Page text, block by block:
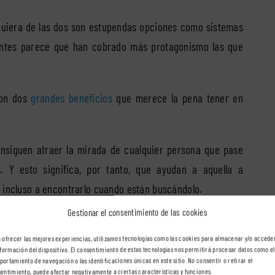
Gestionar el consentimiento de las cookies
ofrecer las mejores experiencias, utilizamos tecnologías como las cookies para almacenar y/o
del dispositivo. El consentimiento de estas tecnologías nos permitirá procesar datos como el
de navegación o las identificaciones únicas en este sitio. No consentir o retirar el
puede afectar negativamente a ciertas características y funciones.
de las dos son estupendas opciones como sistemas
parece que han cobrado más protagonismo las que
dos grandes beneficiosque merece la pena tener en
atraer la mirada de cualquier persona que pase
Y esto significa, por tanto, que ayudan a aquella a
a encontrarlo cuando están buscándolo.
en un estupendo sistema de rotulación para
porque están iluminadas durante el día y también por
nadie en ningún momento.